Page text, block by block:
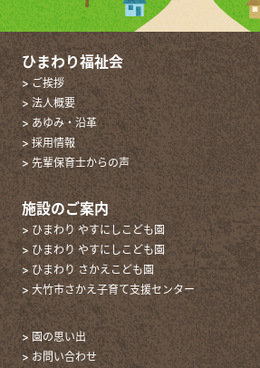
ひまわり福祉会
> ご挨拶
> 法人概要
> あゆみ・沿革
> 採用情報
> 先輩保育士からの声
施設のご案内
> ひまわり やすにしこども園
> ひまわり やすにしこども園
> ひまわり さかえこども園
> 大竹市さかえ子育て支援センター
> 園の思い出
> お問い合わせ